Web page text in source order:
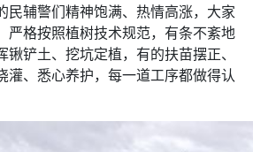
民辅警们精神饱满、热情高涨，大家
严格按照植树技术规范，有条不紊地
铲土、挖坑定植，有的扶苗摆正、
灌、悉心养护，每一道工序都做得认